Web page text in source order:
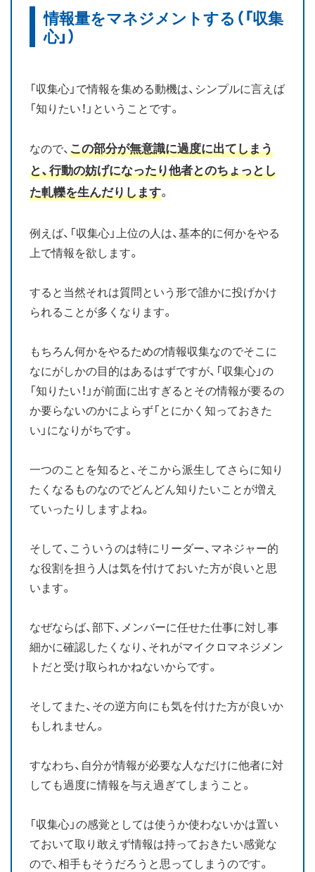
情報量をマネジメントする（「収集
心」）
「収集心」で情報を集める動機は、シンプルに言えば
「知りたい！」ということです。
なので、この部分が無意識に過度に出てしまう
と、行動の妨げになったり他者とのちょっとし
た軋轢を生んだりします。
例えば、「収集心」上位の人は、基本的に何かをやる
上で情報を欲します。
すると当然それは質問という形で誰かに投げかけ
られることが多くなります。
もちろん何かをやるための情報収集なのでそこに
なにがしかの目的はあるはずですが、「収集心」の
「知りたい！」が前面に出すぎるとその情報が要るの
か要らないのかによらず「とにかく知っておきた
い」になりがちです。
一つのことを知ると、そこから派生してさらに知り
たくなるものなのでどんどん知りたいことが増え
ていったりしますよね。
そして、こういうのは特にリーダー、マネジャー的
な役割を担う人は気を付けておいた方が良いと思
います。
なぜならば、部下、メンバーに任せた仕事に対し事
細かに確認したくなり、それがマイクロマネジメン
トだと受け取られかねないからです。
そしてまた、その逆方向にも気を付けた方が良いか
もしれません。
すなわち、自分が情報が必要な人なだけに他者に対
しても過度に情報を与え過ぎてしまうこと。
「収集心」の感覚としては使うか使わないかは置い
ておいて取り敢えず情報は持っておきたい感覚な
ので、相手もそうだろうと思ってしまうのです。